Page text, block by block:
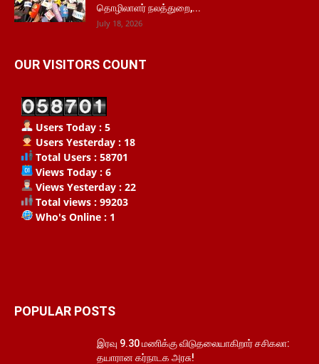
தொழிலாளர் நலத்துறை,...
July 18, 2026
OUR VISITORS COUNT
Users Today : 5
Users Yesterday : 18
Total Users : 58701
Views Today : 6
Views Yesterday : 22
Total views : 99203
Who's Online : 1
POPULAR POSTS
இரவு 9.30 மணிக்கு விடுதலையாகிறார் சசிகலா:
தயாரான கர்நாடக அரசு!